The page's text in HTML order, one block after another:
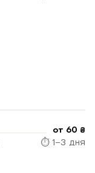
от 60 ₴
⏱ 1–3 дня